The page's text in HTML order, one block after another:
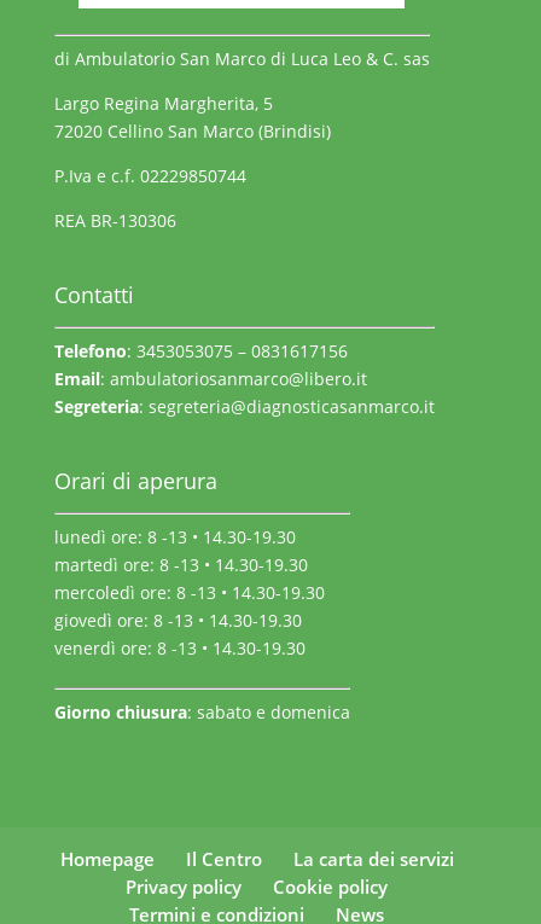
di Ambulatorio San Marco di Luca Leo & C. sas
Largo Regina Margherita, 5
72020 Cellino San Marco (Brindisi)
P.Iva e c.f. 02229850744
REA BR-130306
Contatti
Telefono: 3453053075 – 0831617156
Email: ambulatoriosanmarco@libero.it
Segreteria: segreteria@diagnosticasanmarco.it
Orari di aperura
lunedì ore: 8 -13 • 14.30-19.30
martedì ore: 8 -13 • 14.30-19.30
mercoledì ore: 8 -13 • 14.30-19.30
giovedì ore: 8 -13 • 14.30-19.30
venerdì ore: 8 -13 • 14.30-19.30
Giorno chiusura: sabato e domenica
Homepage Il Centro
La carta dei servizi
Privacy policy
Cookie policy
Termini e condizioni
News